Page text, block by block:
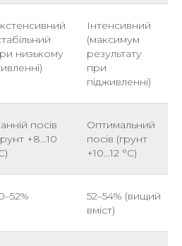
низькому
Інтенсивний
(максимум
результату
при
підживленні)
посів
+8...10
Оптимальний
посів (грунт
+10...12 °С)
52–54% (вищий
вміст)